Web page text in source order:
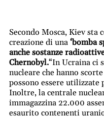
Secondo Mosca, Kiev
creazione di una ‘bomba
anche sostanze
Chernobyl.“In Ucraina ci
nucleare che hanno
possono essere utilizzate
Inoltre, la centrale
immagazzina 22.000
esaurito contenenti